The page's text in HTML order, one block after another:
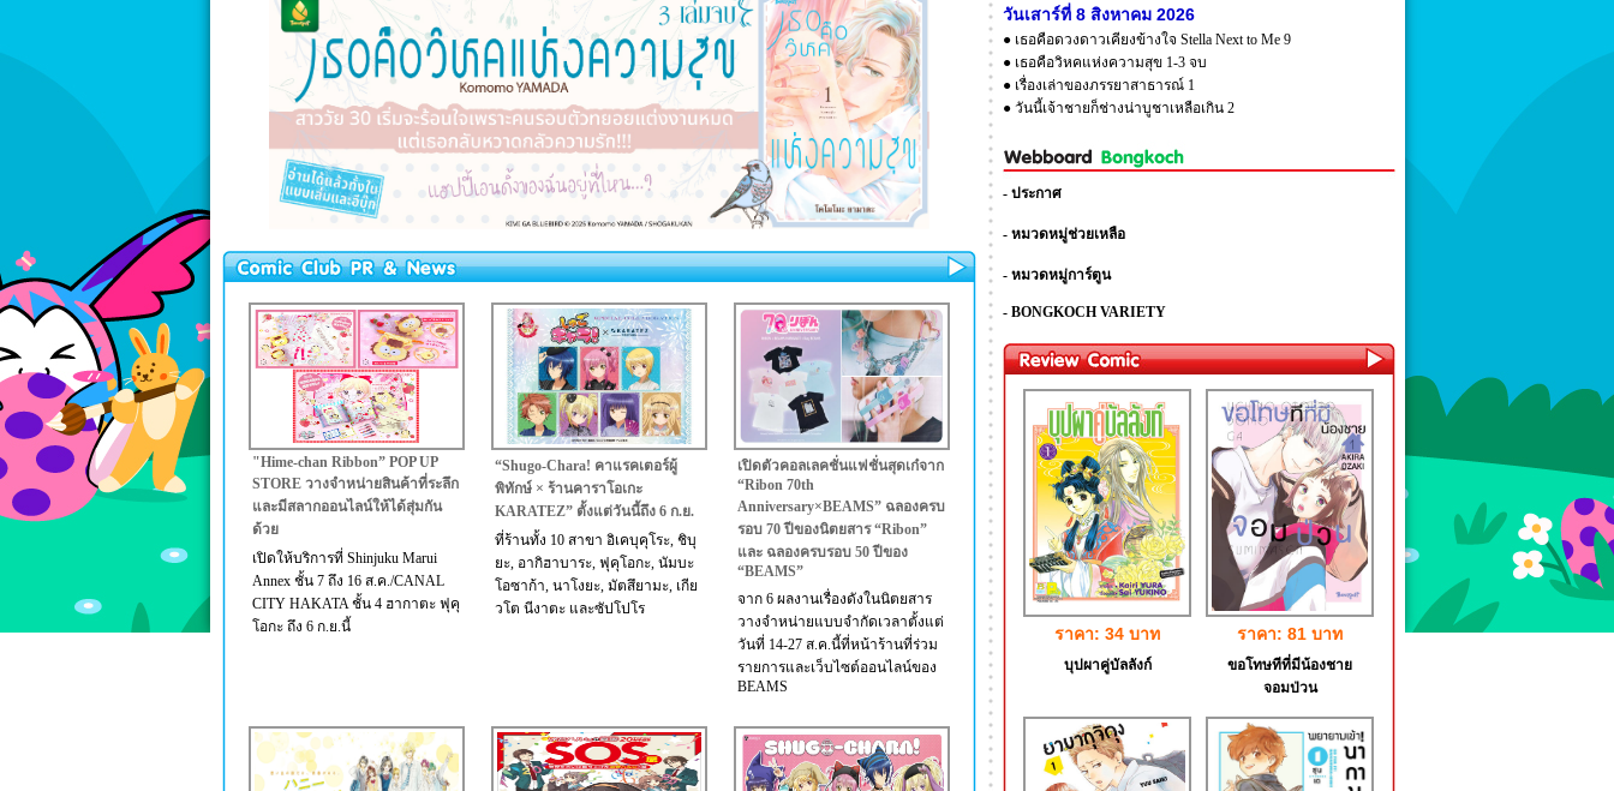
"Hime-chan Ribbon” POP UP
STORE วางจำหน่ายสินค้าที่ระลึก
และมีสลากออนไลน์ให้ได้สุ่มกัน
ด้วย
เปิดให้บริการที่ Shinjuku Marui
Annex ชั้น 7 ถึง 16 ส.ค./CANAL
CITY HAKATA ชั้น 4 ฮากาตะ ฟุคุ
โอกะ ถึง 6 ก.ย.นี้
“Shugo-Chara! คาแรคเตอร์ผู้
พิทักษ์ × ร้านคาราโอเกะ
KARATEZ” ตั้งแต่วันนี้ถึง 6 ก.ย.
ที่ร้านทั้ง 10 สาขา อิเคบุคุโระ, ชิบุ
ยะ, อากิฮาบาระ, ฟุคุโอกะ, นัมบะ
โอซาก้า, นาโงยะ, มัตสึยามะ, เกีย
วโต นีงาตะ และซัปโปโร
เปิดตัวคอลเลคชั่นแฟชั่นสุดเก๋จาก
“Ribon 70th
Anniversary×BEAMS” ฉลองครบ
รอบ 70 ปีของนิตยสาร “Ribon”
และ ฉลองครบรอบ 50 ปีของ
“BEAMS”
จาก 6 ผลงานเรื่องดังในนิตยสาร
วางจำหน่ายแบบจำกัดเวลาตั้งแต่
วันที่ 14-27 ส.ค.นี้ที่หน้าร้านที่ร่วม
รายการและเว็บไซต์ออนไลน์ของ
BEAMS
วันเสาร์ที่ 8 สิงหาคม 2026
● เธอคือดวงดาวเคียงข้างใจ Stella Next to Me 9
● เธอคือวิหคแห่งความสุข 1-3 จบ
● เรื่องเล่าของภรรยาสาธารณ์ 1
● วันนี้เจ้าชายก็ช่างน่าบูชาเหลือเกิน 2
- ประกาศ
- หมวดหมู่ช่วยเหลือ
- หมวดหมู่การ์ตูน
- BONGKOCH VARIETY
ราคา: 34 บาท
บุปผาคู่บัลลังก์
ราคา: 81 บาท
ขอโทษทีที่มีน้องชาย
จอมป่วน